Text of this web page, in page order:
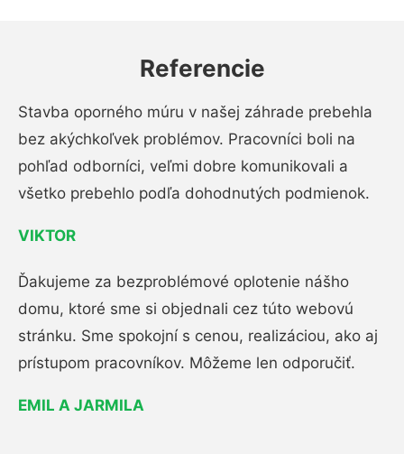
Referencie
Stavba oporného múru v našej záhrade prebehla
bez akýchkoľvek problémov. Pracovníci boli na
pohľad odborníci, veľmi dobre komunikovali a
všetko prebehlo podľa dohodnutých podmienok.
VIKTOR
Ďakujeme za bezproblémové oplotenie nášho
domu, ktoré sme si objednali cez túto webovú
stránku. Sme spokojní s cenou, realizáciou, ako aj
prístupom pracovníkov. Môžeme len odporučiť.
EMIL A JARMILA